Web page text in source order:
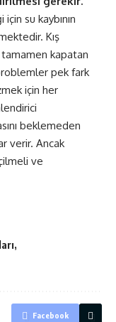
su kaybının
Kış
kapatan
pek fark
için her
beklemeden
verir. Ancak
ve
Facebook